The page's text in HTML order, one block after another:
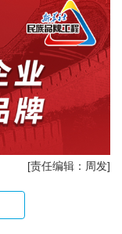
[责任编辑：周发]